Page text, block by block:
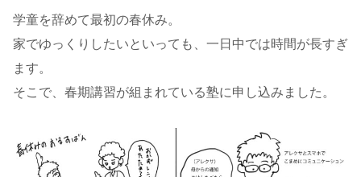
学童を辞めて最初の春休み。
家でゆっくりしたいといっても、一日中では時間が長すぎ
ます。
そこで、春期講習が組まれている塾に申し込みました。